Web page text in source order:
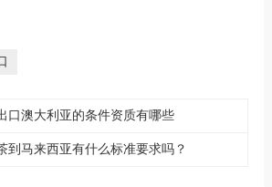
口澳大利亚的条件资质有哪些
到马来西亚有什么标准要求吗？